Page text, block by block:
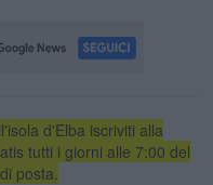
d'Elba iscriviti alla
tutti i giorni alle 7:00 del
posta.